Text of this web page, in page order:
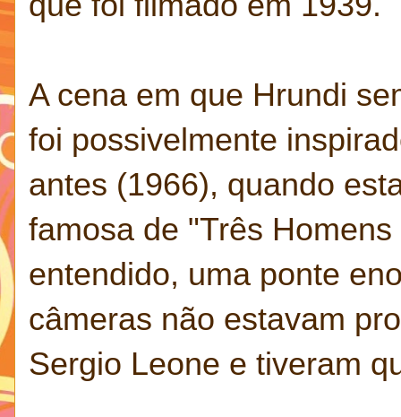
A cena em que Hrundi
foi possivelmente
antes (1966), quando
famosa de "Três
entendido, uma ponte
câmeras não estavam
Sergio Leone e tiveram